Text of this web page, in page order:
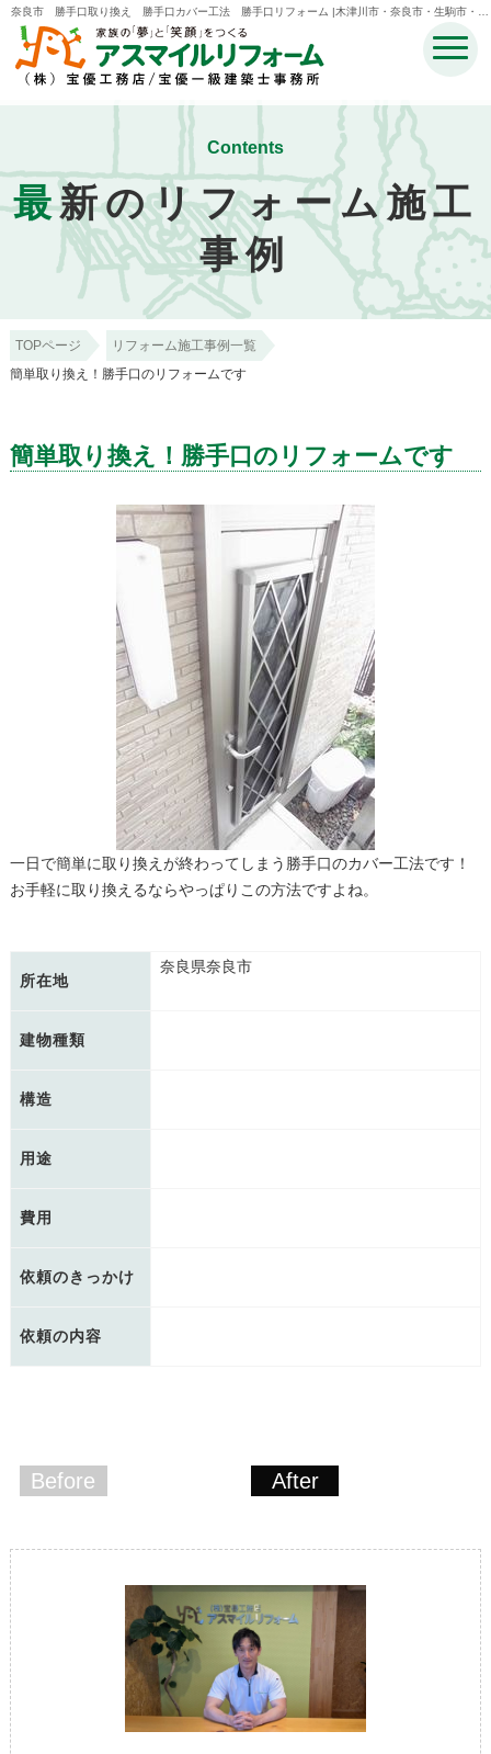
奈良市 勝手口取り換え 勝手口カバー工法 勝手口リフォーム |木津川市・奈良市・生駒市・精
華町・井手町のリフォームのことなら宝優工務店アスマイルリフォーム
Contents
最新のリフォーム施工
事例
TOPページ
リフォーム施工事例一覧
簡単取り換え！勝手口のリフォームです
簡単取り換え！勝手口のリフォームです
一日で簡単に取り換えが終わってしまう勝手口のカバー工法です！
お手軽に取り換えるならやっぱりこの方法ですよね。
所在地
奈良県奈良市
建物種類
構造
用途
費用
依頼のきっかけ
依頼の内容
Before After